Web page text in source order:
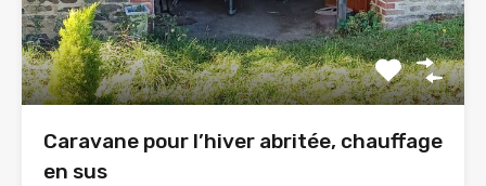
Caravane pour l’hiver abritée, chauffage
en sus